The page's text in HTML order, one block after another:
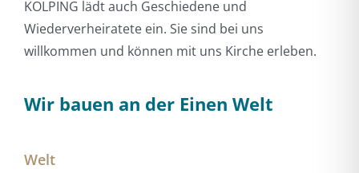
KOLPING lädt auch Geschiedene und
Wiederverheiratete ein. Sie sind bei uns
willkommen und können mit uns Kirche erleben.
Wir bauen an der Einen Welt
Welt